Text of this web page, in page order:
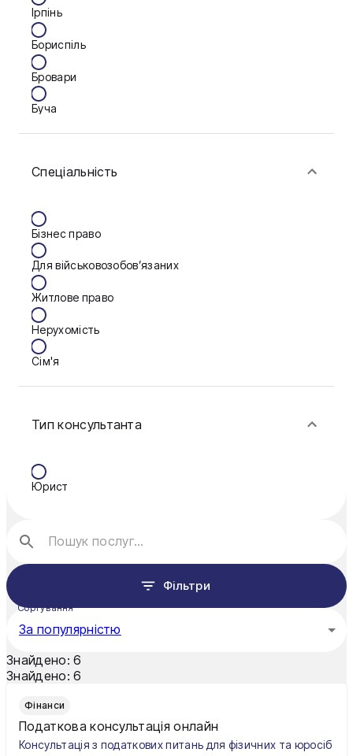
Ірпінь
Бориспіль
Бровари
Буча
Васильків
Дніпро
Запоріжжя
Калуш
Кам'янське
Ковель
Краматорськ
Кривий Ріг
Нікополь
Одеса
Павлоград
Спеціальність
Бізнес право
Для військовозобов’язаних
Житлове право
Нерухомість
Сім'я
Тип консультанта
Юрист
Фільтри
Сортування
За популярністю
Знайдено: 6
Знайдено: 6
Фінанси
Податкова консультація онлайн
Консультація з податкових питань для фізичних та юросіб